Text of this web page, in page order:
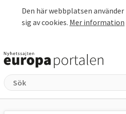
Den här webbplatsen använder
sig av cookies. Mer information